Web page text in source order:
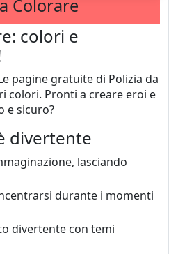
Colorare
colori e
pagine gratuite di Polizia da
colori. Pronti a creare eroi e
e sicuro?
divertente
lasciando
durante i momenti
divertente con temi